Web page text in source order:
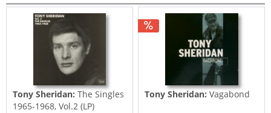
Tony Sheridan: The Singles
1965-1968, Vol.2 (LP)
Tony Sheridan: Vagabond